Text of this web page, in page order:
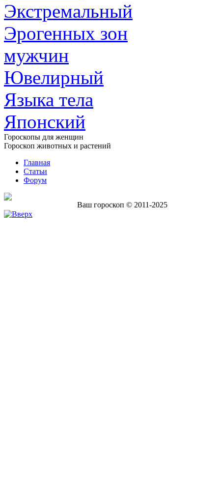
Экстремальный
Эрогенных зон
мужчин
Ювелирный
Языка тела
Японский
Гороскопы для женщин
Гороскоп животных и растений
Главная
Статьи
Форум
Ваш гороскоп © 2011-2025